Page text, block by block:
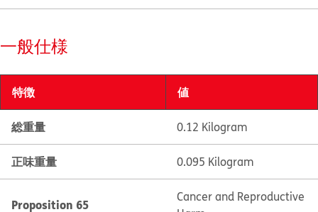
一般仕様
特徴 値
総重量 0.12 Kilogram
正味重量 0.095 Kilogram
Proposition 65
Cancer and Reproductive